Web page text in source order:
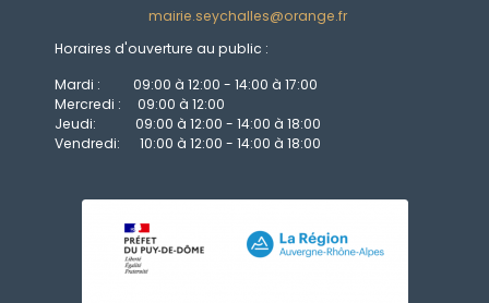
mairie.seychalles@orange.fr
Horaires d'ouverture au public :
Mardi : 09:00 à 12:00 - 14:00 à 17:00
Mercredi : 09:00 à 12:00
Jeudi: 09:00 à 12:00 - 14:00 à 18:00
Vendredi: 10:00 à 12:00 - 14:00 à 18:00